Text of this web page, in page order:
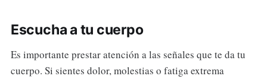
Escucha a tu cuerpo
Es importante prestar atención a las señales que te da tu
cuerpo. Si sientes dolor, molestias o fatiga extrema